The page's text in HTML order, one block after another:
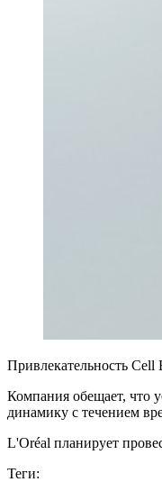
Привлекательность Cell
Компания обещает, что
динамику с течением
L'Oréal планирует
Теги: